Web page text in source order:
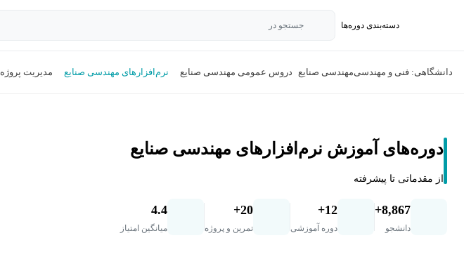
دسته‌بندی‌ دوره‌ها جستجو در
دانشگاهی: فنی و مهندسیمهندسی صنایع دروس عمومی مهندسی صنایع نرم‌افزارهای مهندسی صنایع مدیریت پروژه
دوره‌های آموزش نرم‌افزارهای مهندسی صنایع
از مقدماتی تا پیشرفته
8,867+
دانشجو
12+
دوره آموزشی
20+
تمرین و پروژه
4.4
میانگین امتیاز